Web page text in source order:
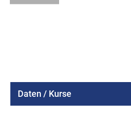
Daten / Kurse